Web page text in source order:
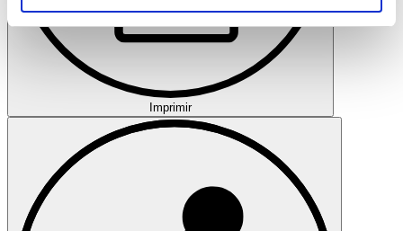
soziale Medien, Werbung und Analysen weiter. Unsere
Partner führen diese Informationen möglicherweise mit
weiteren Daten zusammen, die Sie ihnen bereitgestellt
haben oder die sie im Rahmen Ihrer Nutzung der Dienste
gesammelt haben.Datenschutzerklärung
Imprimir